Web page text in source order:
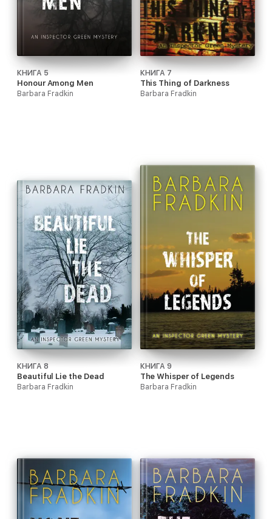
КНИГА 5
Honour Among Men
Barbara Fradkin
КНИГА 7
This Thing of Darkness
Barbara Fradkin
КНИГА 8
Beautiful Lie the Dead
Barbara Fradkin
КНИГА 9
The Whisper of Legends
Barbara Fradkin